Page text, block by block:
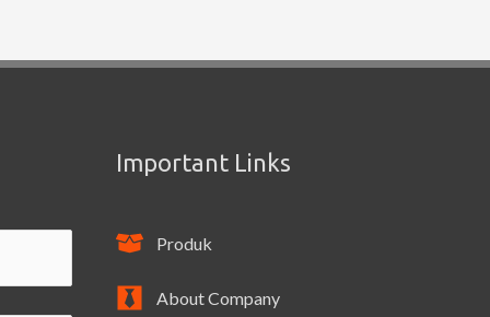
Important Links
Produk
About Company